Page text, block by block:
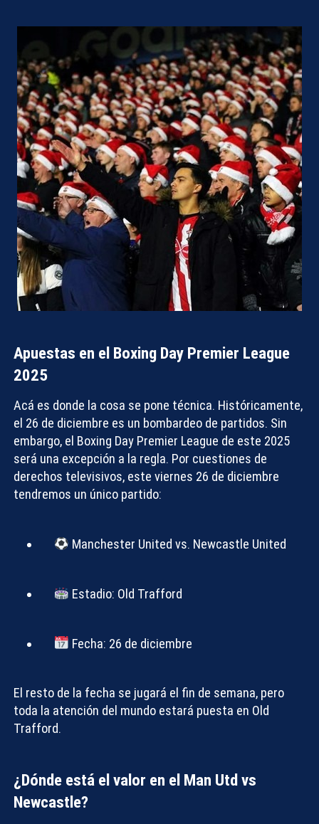
Apuestas en el Boxing Day Premier League
2025
Acá es donde la cosa se pone técnica. Históricamente,
el 26 de diciembre es un bombardeo de partidos. Sin
embargo, el Boxing Day Premier League de este 2025
será una excepción a la regla. Por cuestiones de
derechos televisivos, esteviernes 26 de diciembre
tendremos un único partido:
Manchester United vs. Newcastle United
Estadio: Old Trafford
Fecha: 26 de diciembre
El resto de la fecha se jugará el fin de semana, pero
toda la atención del mundo estará puesta en Old
Trafford.
¿Dónde está el valor en el Man Utd vs
Newcastle?
Compartir con: